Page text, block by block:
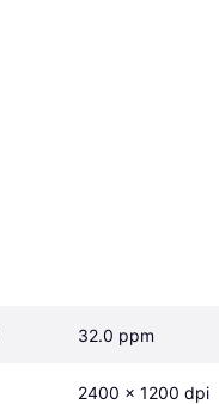
32.0 ppm
2400 x 1200 dpi